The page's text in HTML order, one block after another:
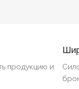
продукцию и